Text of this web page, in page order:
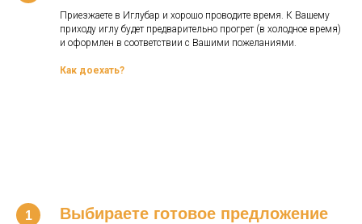
Приезжаете в Иглубар и хорошо проводите время. К Вашему
приходу иглу будет предварительно прогрет (в холодное время)
и оформлен в соответствии с Вашими пожеланиями.
Как доехать?
Выбираете готовое предложение